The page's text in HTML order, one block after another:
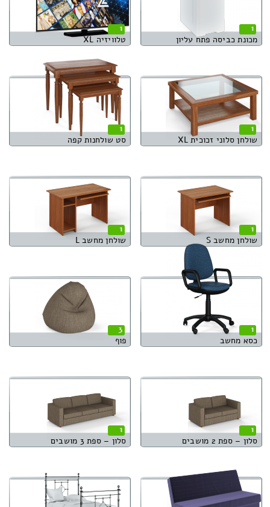
1
מכונת כביסה פתח עליון
1
טלוויזיה XL
1
שולחן סלוני זכוכית XL
1
סט שולחנות קפה
1
שולחן מחשב S
1
שולחן מחשב L
1
כסא מחשב
3
פוף
1
סלון – ספת 2 מושבים
1
סלון – ספת 3 מושבים